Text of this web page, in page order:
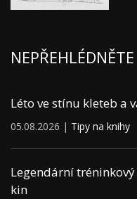
NEPŘEHLÉDNĚTE
Léto ve stínu kleteb a
05.08.2026 | Tipy na knihy
Legendární
kin